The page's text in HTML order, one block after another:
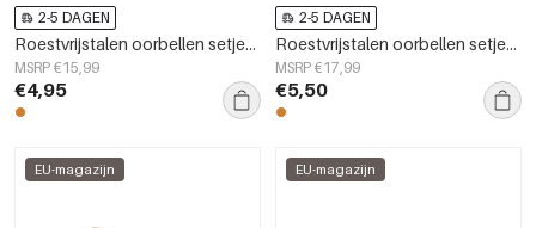
2-5 DAGEN
Roestvrijstalen oorbellen setjes Hart Simple Daily Simple serie Dames sieraden
MSRP €15,99
€4,95
2-5 DAGEN
Roestvrijstalen oorbellen setjes Hart Simple Simple serie Dames sieraden
MSRP €17,99
€5,50
EU-magazijn EU-magazijn